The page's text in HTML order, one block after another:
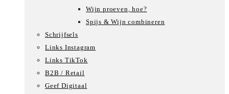
Wijn proeven, hoe?
Spijs & Wijn combineren
Schrijfsels
Links Instagram
Links TikTok
B2B / Retail
Geef Digitaal